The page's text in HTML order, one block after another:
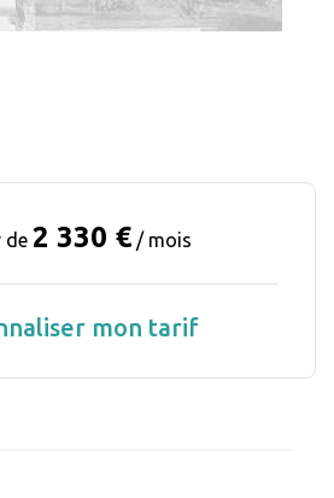
de 2 330 € / mois
mon tarif